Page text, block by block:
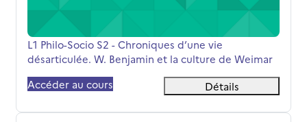
Nom du cours
L1 Philo-Socio S2 - Chroniques d’une vie
désarticulée. W. Benjamin et la culture de Weimar
Accéder au cours
Détails